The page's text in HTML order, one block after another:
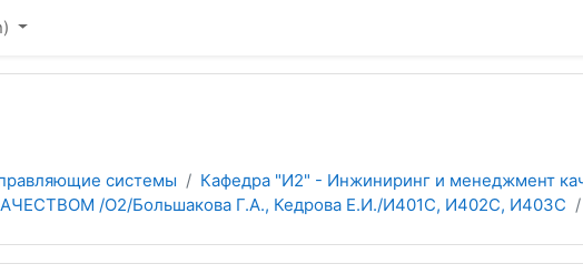
системы Кафедра "И2" - Инжиниринг и менеджмент
/О2/Большакова Г.А., Кедрова Е.И./И401С, И402С, И403С